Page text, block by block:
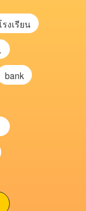
รงเรียน
อบมุ้ง
bank